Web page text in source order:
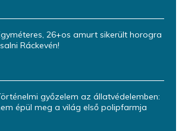
26+os amurt sikerült horogra
Ráckevén!
győzelem az állatvédelemben:
épül meg a világ első polipfarmja